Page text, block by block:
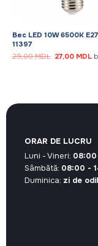
Bec LED 10W 6500K
11397
29,00MDL Prețul
inițial
27,00 MDL
ORAR DE LUCRU
Luni - Vineri: 08:00
Sâmbătă: 08:00 -
Duminica: zi de